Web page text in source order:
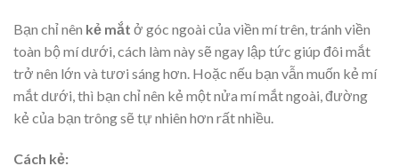
Bạn chỉ nên kẻ mắt ở góc ngoài của viền mí trên, tránh viền
toàn bộ mí dưới, cách làm này sẽ ngay lập tức giúp đôi mắt
trở nên lớn và tươi sáng hơn. Hoặc nếu bạn vẫn muốn kẻ mí
mắt dưới, thì bạn chỉ nên kẻ một nửa mí mắt ngoài, đường
kẻ của bạn trông sẽ tự nhiên hơn rất nhiều.
Cách kẻ: